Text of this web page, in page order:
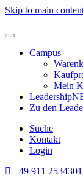
Skip to main
Campus
Mein
Zu den
Suche
Kontakt
Login
+49 911 2534301